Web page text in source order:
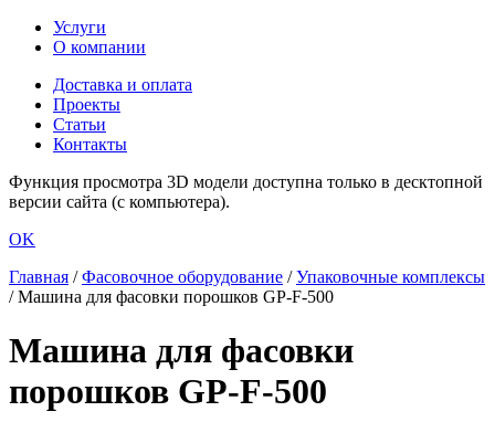
Услуги
О компании
Доставка и оплата
Проекты
Статьи
Контакты
Функция просмотра 3D модели доступна только в десктопной
версии сайта (с компьютера).
OK
Главная /Фасовочное оборудование /Упаковочные комплексы
/Машина для фасовки порошков GP-F-500
Машина для фасовки
порошков GP-F-500